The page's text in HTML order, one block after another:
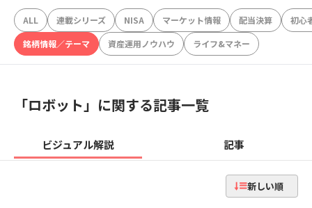
ALL 連載シリーズ NISA マーケット情報 配当決算
初心
銘柄情報／テーマ
資産運用ノウハウ ライフ&マネー
「ロボット」に関する記事一覧
ビジュアル解説 記事
新しい順